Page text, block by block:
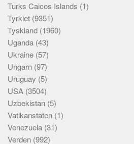
Turks Caicos Islands (1)
Tyrkiet (9351)
Tyskland (1960)
Uganda (43)
Ukraine (57)
Ungarn (97)
Uruguay (5)
USA (3504)
Uzbekistan (5)
Vatikanstaten (1)
Venezuela (31)
Verden (992)